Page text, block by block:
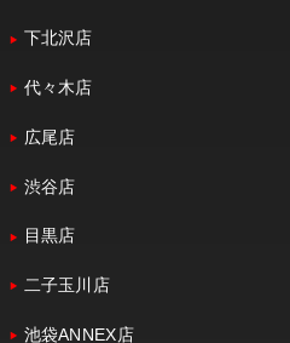
下北沢店
代々木店
広尾店
渋谷店
目黒店
二子玉川店
池袋ANNEX店